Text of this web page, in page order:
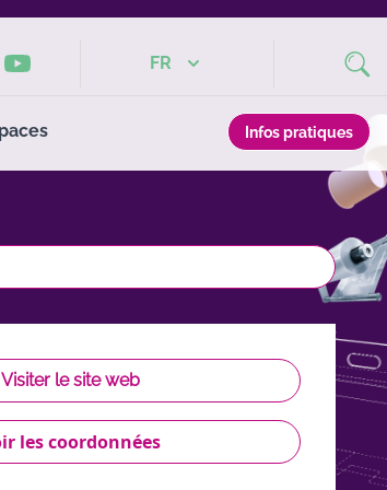
Infos pratiques
FR
Visiter le site web
les coordonnées